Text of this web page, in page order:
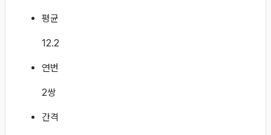
평균
12.2
연번
2쌍
간격